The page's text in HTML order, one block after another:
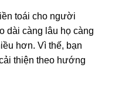
toái cho người
dài càng lâu họ càng
hơn. Vì thế, bạn
thiện theo hướng